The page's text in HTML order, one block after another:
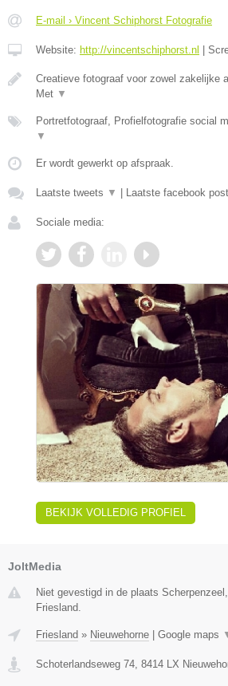
E-mail › Vincent Schiphorst Fotografie
Website: http://vincentschiphorst.nl |
Creatieve fotograaf voor zowel zakelijke
Met ▼
Portretfotograaf, Profielfotografie social
▼
Er wordt gewerkt op afspraak.
Laatste tweets ▼ | Laatste facebook
Sociale media:
BEKIJK VOLLEDIG PROFIEL
JoltMedia
Niet gevestigd in de plaats
Friesland.
Friesland » Nieuwehorne | Google maps
Schoterlandseweg 74 8414 LX